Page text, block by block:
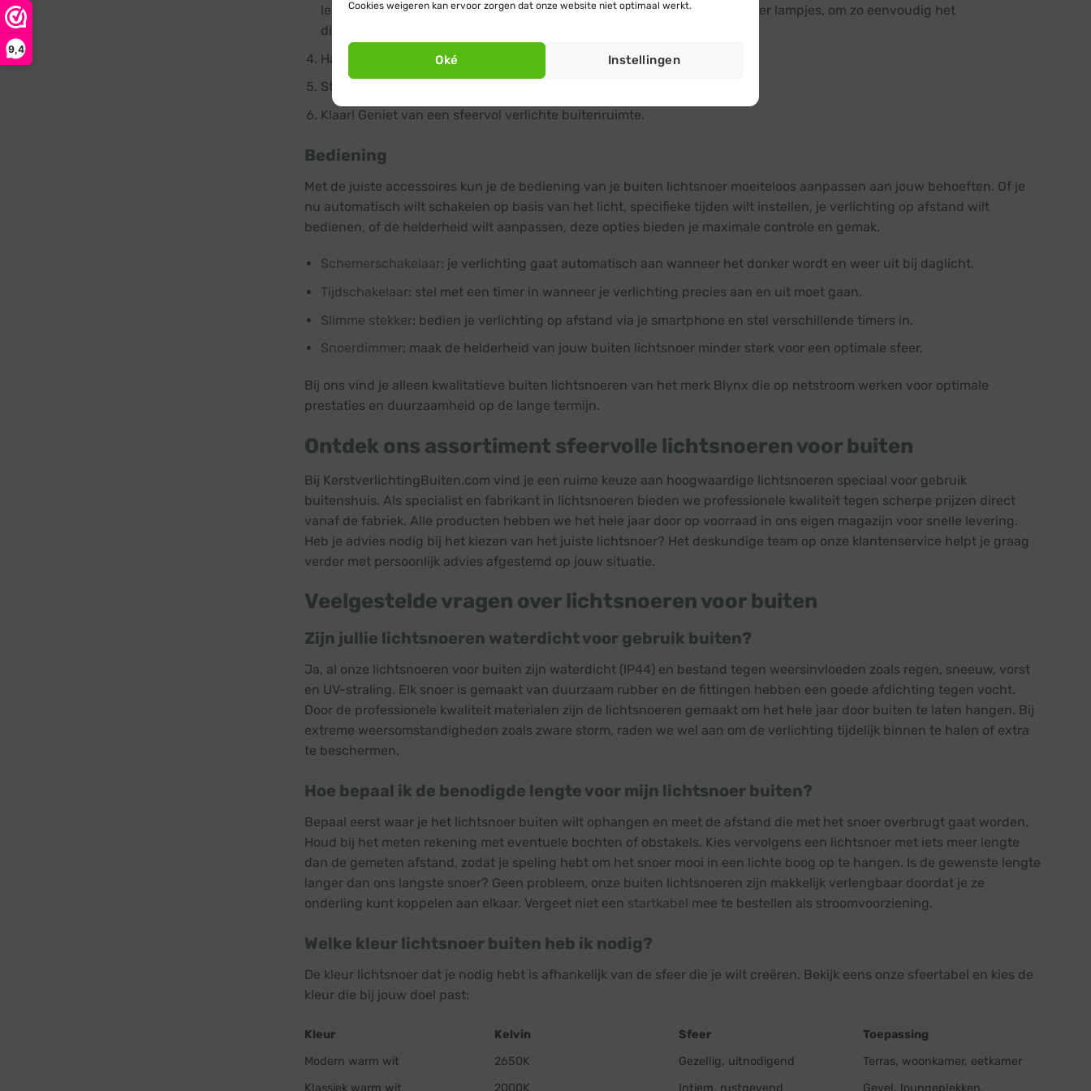
Cookies weigeren kan ervoor zorgen dat onze website niet optimaal werkt.
Oké Instellingen
9,4
lengte van de startkabel optioneel metkoppelbare verlengsnoeren
zonder lampjes, om zo eenvoudig het
dichtstbijzijnde stopcontact te bereiken.
Hang de lichtsnoeren op.
Steek de startkabel in het stopcontact.
Klaar! Geniet van een sfeervol verlichte buitenruimte.
Bediening
Met de juiste accessoires kun je de bediening van je buiten lichtsnoer moeiteloos aanpassen aan jouw behoeften. Of je
nu automatisch wilt schakelen op basis van het licht, specifieke tijden wilt instellen, je verlichting op afstand wilt
bedienen, of de helderheid wilt aanpassen, deze opties bieden je maximale controle en gemak.
Schemerschakelaar: je verlichting gaat automatisch aan wanneer het donker wordt en weer uit bij daglicht.
Tijdschakelaar: stel met een timer in wanneer je verlichting precies aan en uit moet gaan.
Slimme stekker: bedien je verlichting op afstand via je smartphone en stel verschillende timers in.
Snoerdimmer: maak de helderheid van jouw buiten lichtsnoer minder sterk voor een optimale sfeer.
Bij ons vind je alleen kwalitatieve buiten lichtsnoeren van het merk Blynx die op netstroom werken voor optimale
prestaties en duurzaamheid op de lange termijn.
Ontdek ons assortiment sfeervolle lichtsnoeren voor buiten
Bij KerstverlichtingBuiten.com vind je een ruime keuze aan hoogwaardige lichtsnoeren speciaal voor gebruik
buitenshuis. Als specialist en fabrikant in lichtsnoeren bieden we professionele kwaliteit tegen scherpe prijzen direct
vanaf de fabriek. Alle producten hebben we het hele jaar door op voorraad in ons eigen magazijn voor snelle levering.
Heb je advies nodig bij het kiezen van het juiste lichtsnoer? Het deskundige team op onze klantenservice helpt je graag
verder met persoonlijk advies afgestemd op jouw situatie.
Veelgestelde vragen over lichtsnoeren voor buiten
Zijn jullie lichtsnoeren waterdicht voor gebruik buiten?
Ja, al onze lichtsnoeren voor buiten zijn waterdicht (IP44) en bestand tegen weersinvloeden zoals regen, sneeuw, vorst
en UV-straling. Elk snoer is gemaakt van duurzaam rubber en de fittingen hebben een goede afdichting tegen vocht.
Door de professionele kwaliteit materialen zijn de lichtsnoeren gemaakt om het hele jaar door buiten te laten hangen. Bij
extreme weersomstandigheden zoals zware storm, raden we wel aan om de verlichting tijdelijk binnen te halen of extra
te beschermen.
Hoe bepaal ik de benodigde lengte voor mijn lichtsnoer buiten?
Bepaal eerst waar je het lichtsnoer buiten wilt ophangen en meet de afstand die met het snoer overbrugt gaat worden.
Houd bij het meten rekening met eventuele bochten of obstakels. Kies vervolgens een lichtsnoer met iets meer lengte
dan de gemeten afstand, zodat je speling hebt om het snoer mooi in een lichte boog op te hangen. Is de gewenste lengte
langer dan ons langste snoer? Geen probleem, onze buiten lichtsnoeren zijn makkelijk verlengbaar doordat je ze
onderling kunt koppelen aan elkaar. Vergeet niet een startkabel mee te bestellen als stroomvoorziening.
Welke kleur lichtsnoer buiten heb ik nodig?
De kleur lichtsnoer dat je nodig hebt is afhankelijk van de sfeer die je wilt creëren. Bekijk eens onze sfeertabel en kies de
kleur die bij jouw doel past:
Kleur Kelvin Sfeer
Toepassing
Modern warm wit
2650K Gezellig, uitnodigend
Terras, woonkamer, eetkamer
Klassiek warm wit
2000K Intiem, rustgevend Gevel, loungeplekken,